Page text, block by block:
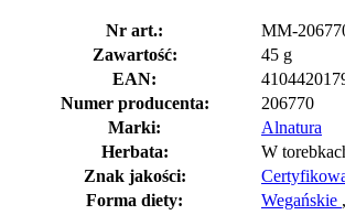
Nr art.:
MM-
Zawartość:
45 g
EAN:
Numer producenta:
206770
Marki:
Alnatura
Herbata:
W
Znak jakości:
Forma diety:
Wegańskie